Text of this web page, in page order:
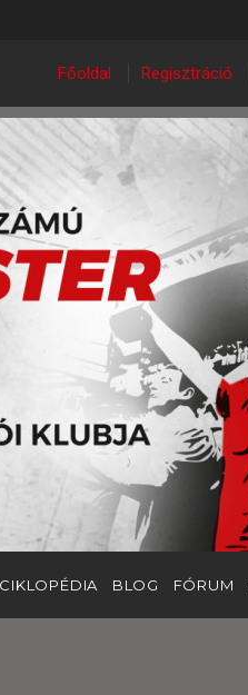
Főoldal Regisztráció
BLOG FÓRUM